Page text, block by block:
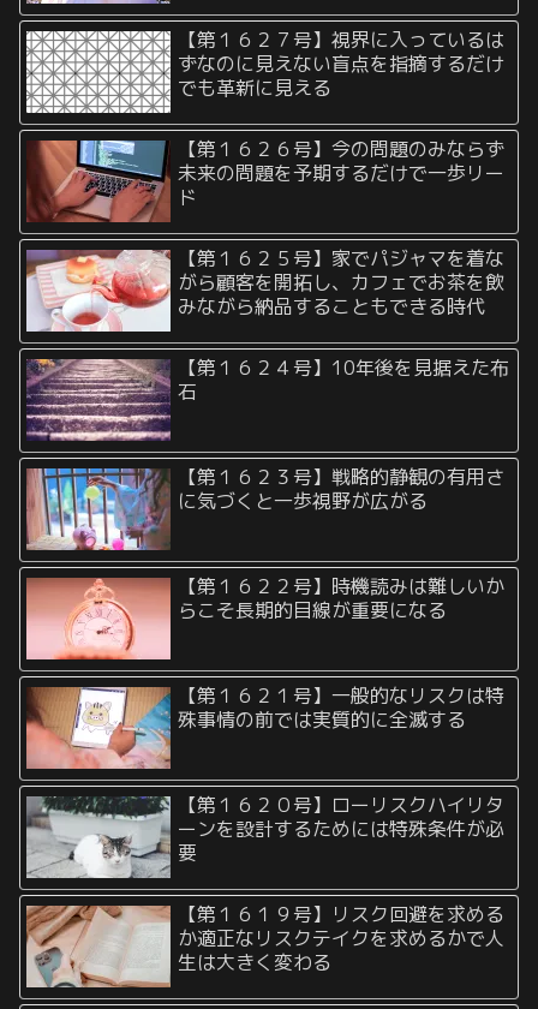
【第１６２７号】視界に入っているは
ずなのに見えない盲点を指摘するだけ
でも革新に見える
【第１６２６号】今の問題のみならず
未来の問題を予期するだけで一歩リー
ド
【第１６２５号】家でパジャマを着な
がら顧客を開拓し、カフェでお茶を飲
みながら納品することもできる時代
【第１６２４号】10年後を見据えた布
石
【第１６２３号】戦略的静観の有用さ
に気づくと一歩視野が広がる
【第１６２２号】時機読みは難しいか
らこそ長期的目線が重要になる
【第１６２１号】一般的なリスクは特
殊事情の前では実質的に全滅する
【第１６２０号】ローリスクハイリタ
ーンを設計するためには特殊条件が必
要
【第１６１９号】リスク回避を求める
か適正なリスクテイクを求めるかで人
生は大きく変わる